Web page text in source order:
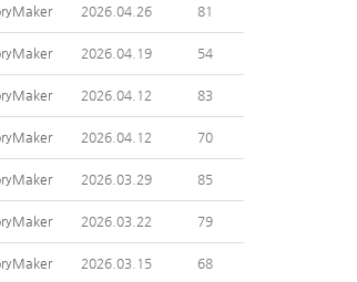
2026.04.26 81
2026.04.19 54
2026.04.12 83
2026.04.12 70
2026.03.29 85
2026.03.22 79
2026.03.15 68